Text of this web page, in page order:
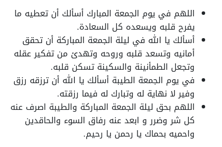
اللهم في يوم الجمعة المبارك أسألك أن تعطيه ما
يفرح قلبه ويسعده كل السعادة.
أسألك يا الله في ليلة الجمعة المباركة أن تحقق
أمانيه وتسعد قلبه وروحه وتهدئ من تفكير عقله
وتجعل الطمأنينة والسكينة تسكن قلبه.
في يوم الجمعة الطيبة أسألك يا الله أن ترزقه رزق
وفير لا نهاية له وتبارك له فيما رزقته.
اللهم بحق ليلة الجمعة المباركة والطيبة اصرف عنه
كل شر وضرر و ابعد عنه رفاق السوء والحاقدين
واحميه بحماك يا رحمن يا رحيم.